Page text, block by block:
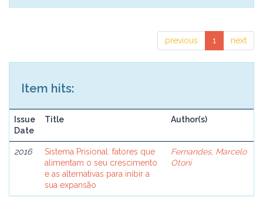
previous 1 next
Item hits:
Issue
Date
Title Author(s)
2016
Sistema Prisional: fatores que
alimentam o seu crescimento
e as alternativas para inibir a
sua expansão
Fernandes, Marcelo
Otoni